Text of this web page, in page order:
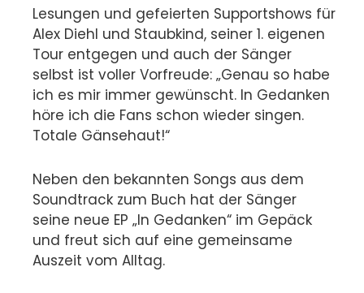
Lesungen und gefeierten Supportshows für
Alex Diehl und Staubkind, seiner 1. eigenen
Tour entgegen und auch der Sänger
selbst ist voller Vorfreude: „Genau so habe
ich es mir immer gewünscht. In Gedanken
höre ich die Fans schon wieder singen.
Totale Gänsehaut!“
Neben den bekannten Songs aus dem
Soundtrack zum Buch hat der Sänger
seine neue EP „In Gedanken“ im Gepäck
und freut sich auf eine gemeinsame
Auszeit vom Alltag.